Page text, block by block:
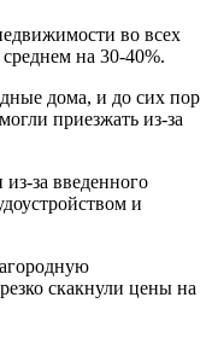
во всех
на 30-40%.
дома, и до сих пор
приезжать из-за
за введенного
и
скакнули цены на